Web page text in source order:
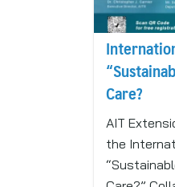
Care?
AIT
the